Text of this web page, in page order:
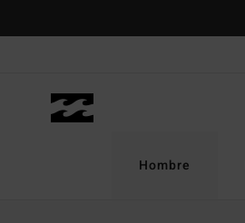
producto
Hombre